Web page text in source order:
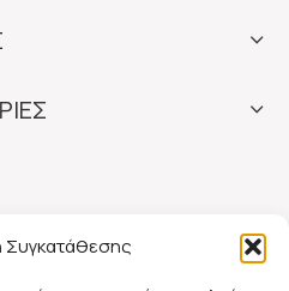
Συγκατάθεσης